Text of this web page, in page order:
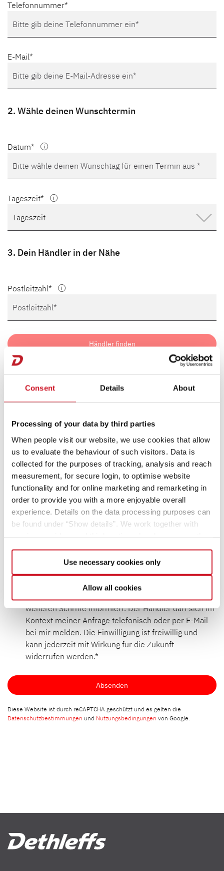
Consent Details About
Processing of your data by third parties
When people visit our website, we use cookies that allow
us to evaluate the behaviour of such visitors. Data is
collected for the purposes of tracking, analysis and reach
measurement, for secure login, to optimise website
functionality and for online marketing and remarketing in
order to provide you with a more enjoyable overall
experience. Details on the data processing purposes can
be found under “Show details”. We work together with
data for their own purposes and merge it with other data if
necessary. If you click the “Allow cookies” button or
select individual cookies in the detailed view, you provide
your consent to the processing of your data for the
and not required to use our website. You can view your
selected settings at any time as well as deselect or
change them later (such as by using the fingerprint button
at the bottom left of the website). You can find further
information in our Privacy Policy.
Allow all cookies
Use necessary cookies only
Telefonnummer
E-Mail
2. Wähle deinen Wunschtermin
Datum
Tageszeit
3. Dein Händler in der Nähe
Postleitzahl
Händler finden
Suchergebnisse
Ich bin damit einverstanden, dass die Dethleffs
GmbH & Co. KG meine Daten gemäß meiner
obenstehenden Anfrage an den von mir
ausgewählten Handelspartner weiterleitet und mich
weiteren Schritte informiert. Der Händler darf sich im
Kontext meiner Anfrage telefonisch oder per E-Mail
bei mir melden. Die Einwilligung ist freiwillig und
kann jederzeit mit Wirkung für die Zukunft
widerrufen werden.
Absenden
Diese Website ist durch reCAPTCHA geschützt und es gelten die
Datenschutzbestimmungen und Nutzungsbedingungen von Google.